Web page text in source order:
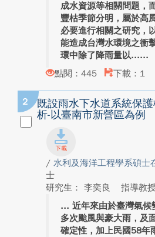
成水資源等相關問題，
豐枯季節分明，屬於高
必要進行相關之研究，
能造成台灣水環境之衝
環中除了降雨量以...
點閱：445
下載：1
2
既設雨水下水道系統保
析-以臺南市新營區為例
/ 水利及海洋工程學系碩士
士
研究生： 李奕良
指導教
近年來由於臺灣氣候
多次颱風與豪大雨，及
確定性，加上民國58年